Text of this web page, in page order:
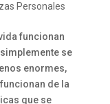
Personales
funcionan
se
enormes,
de la
que se